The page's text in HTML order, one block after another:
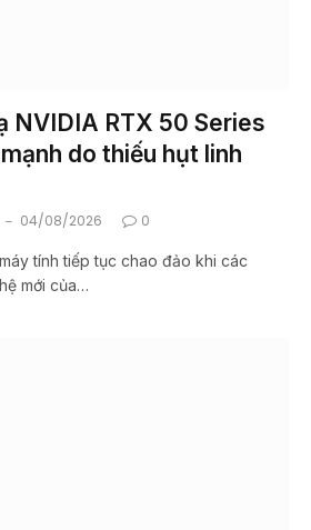
NVIDIA RTX 50 Series
do thiếu hụt linh
04/08/2026 0
tính tiếp tục chao đảo khi các
mới của…